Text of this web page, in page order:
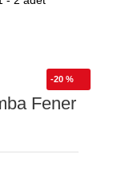
-20 %
Fener